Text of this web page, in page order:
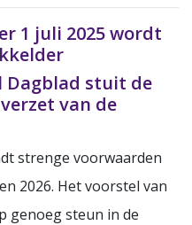
1 juli 2025 wordt
Dagblad stuit de
van de
strenge voorwaarden
2026. Het voorstel van
genoeg steun in de